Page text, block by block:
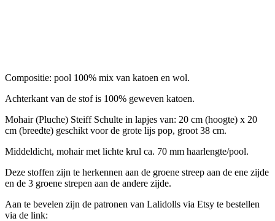
Compositie: pool 100% mix van katoen en wol.
Achterkant van de stof is 100% geweven katoen.
Mohair (Pluche) Steiff Schulte in lapjes van: 20 cm (hoogte) x 20
cm (breedte) geschikt voor de grote lijs pop, groot 38 cm.
Middeldicht, mohair met lichte krul ca. 70 mm haarlengte/pool.
Deze stoffen zijn te herkennen aan de groene streep aan de ene zijde
en de 3 groene strepen aan de andere zijde.
Aan te bevelen zijn de patronen van Lalidolls via Etsy te bestellen
via de link: